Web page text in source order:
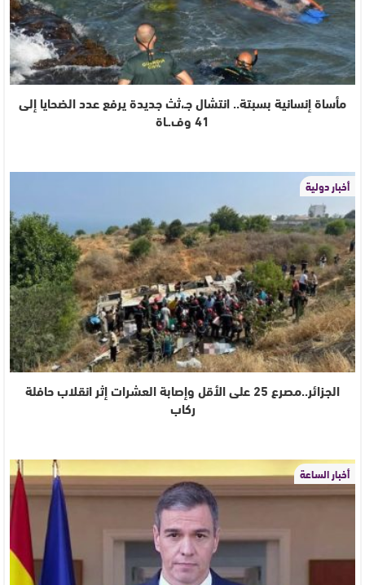
مأساة إنسانية بسبتة.. انتشال جـ،ثث جديدة يرفع عدد الضحايا إلى
41 وف.ـاة
أخبار دولية
الجزائر..مصرع 25 على الأقل وإصابة العشرات إثر انقلاب حافلة
ركاب
أخبار الساعة